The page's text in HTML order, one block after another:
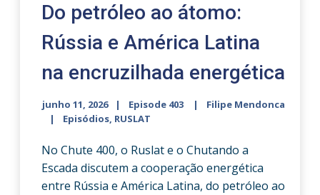
Do petróleo ao átomo:
Rússia e América Latina
na encruzilhada energética
junho 11, 2026 Episode 403
Filipe Mendonca
Episódios, RUSLAT
No Chute 400, o Ruslat e o Chutando a
Escada discutem a cooperação energética
entre Rússia e América Latina, do petróleo ao